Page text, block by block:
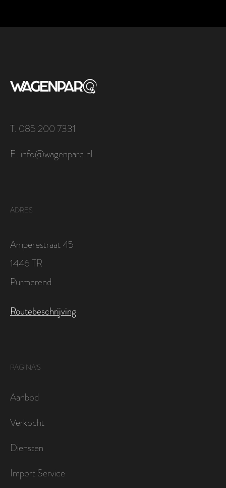
T. 085 200 7331
E. info@wagenparq.nl
ADRES
Amperestraat 45
1446 TR
Purmerend
Routebeschrijving
PAGINA'S
Aanbod
Verkocht
Diensten
Import Service